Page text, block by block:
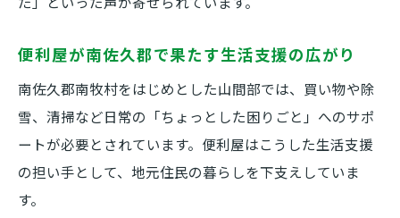
便利屋が南佐久郡で果たす生活支援の広がり
南佐久郡南牧村をはじめとした山間部では、買い物や除
雪、清掃など日常の「ちょっとした困りごと」へのサポ
ートが必要とされています。便利屋はこうした生活支援
の担い手として、地元住民の暮らしを下支えしていま
す。